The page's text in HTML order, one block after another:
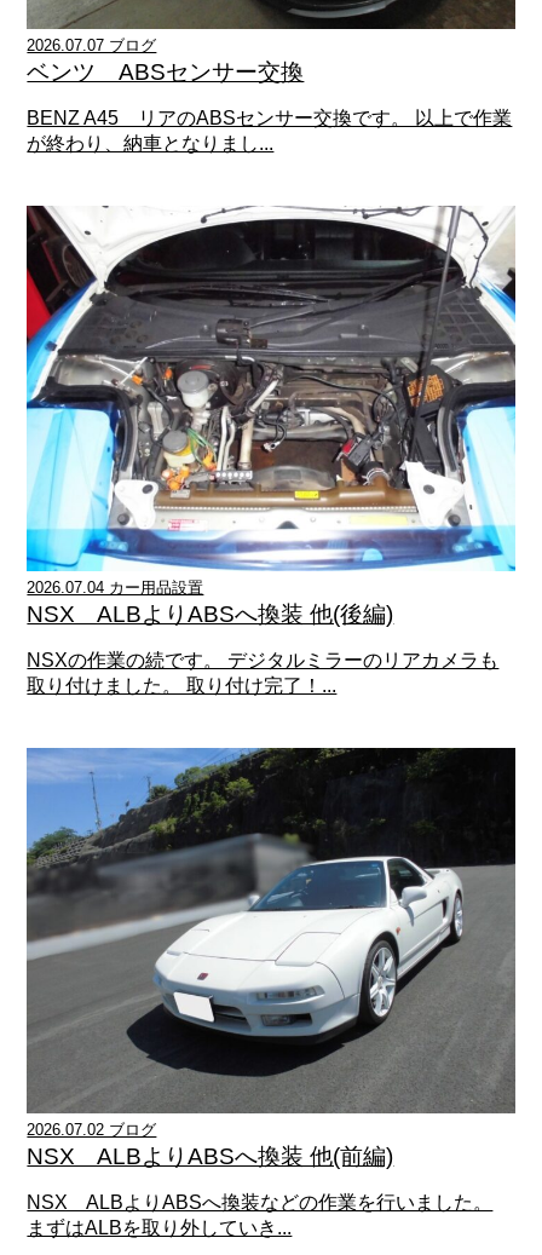
2026.07.07 ブログ
ベンツ ABSセンサー交換
BENZ A45 リアのABSセンサー交換です。 以上で作業
が終わり、納車となりまし...
2026.07.04 カー用品設置
NSX ALBよりABSへ換装 他(後編)
NSXの作業の続です。 デジタルミラーのリアカメラも
取り付けました。 取り付け完了！...
2026.07.02 ブログ
NSX ALBよりABSへ換装 他(前編)
NSX ALBよりABSへ換装などの作業を行いました。
まずはALBを取り外していき...